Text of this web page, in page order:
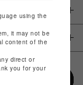
using the
it may not be
content of the
direct or
you for your